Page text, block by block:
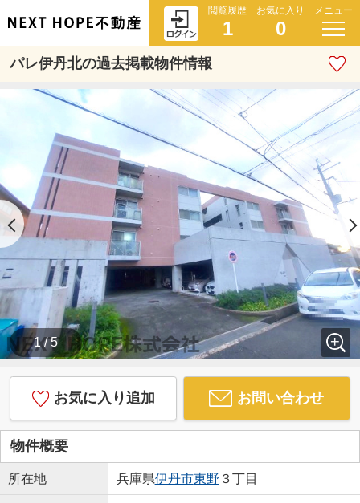
閲覧履歴
1
お気に入り
0
メニュー
パレ伊丹北の過去掲載物件情報
1 / 5
お気に入り追加 お問い合わせ
物件概要
所在地 兵庫県伊丹市東野 ３丁目